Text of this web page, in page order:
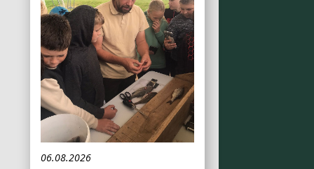
06.08.2026